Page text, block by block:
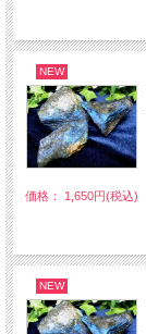
NEW
価格： 1,650円(税込)
NEW